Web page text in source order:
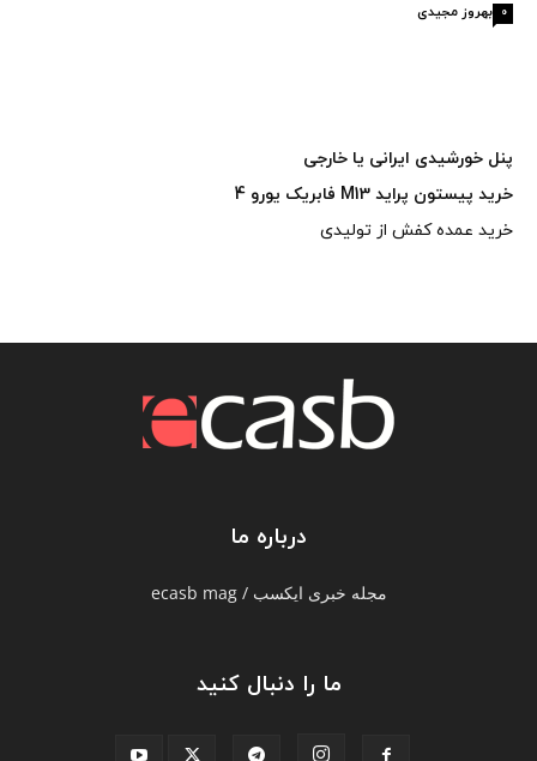
بهروز مجیدی 0
پنل خورشیدی ایرانی یا خارجی
خرید پیستون پراید M13 فابریک یورو 4
خرید عمده کفش از تولیدی
درباره ما
مجله خبری ایکسب / ecasb mag
ما را دنبال کنید